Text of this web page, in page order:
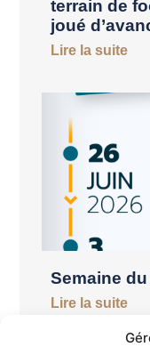
terrain de
joué
Lire la suite
Semaine
Lire la suite